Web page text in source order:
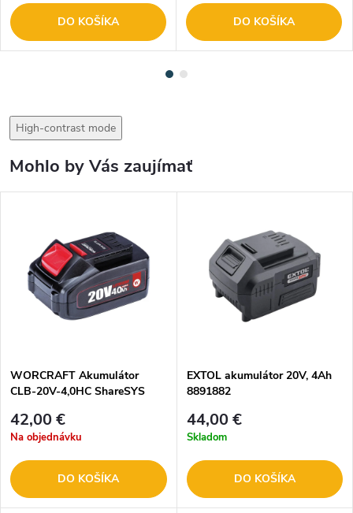
DO KOŠÍKA DO KOŠÍKA
High-contrast mode
Mohlo by Vás zaujímať
WORCRAFT Akumulátor
CLB-20V-4,0HC ShareSYS
42,00 €
Na objednávku
DO KOŠÍKA
EXTOL akumulátor 20V, 4Ah
8891882
44,00 €
Skladom
DO KOŠÍKA